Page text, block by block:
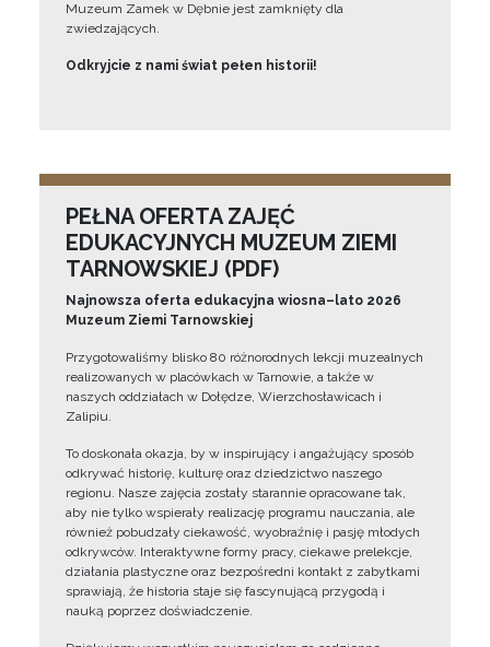
Muzeum Zamek w Dębnie jest zamknięty dla
zwiedzających.
Odkryjcie z nami świat pełen historii!
PEŁNA OFERTA ZAJĘĆ
EDUKACYJNYCH MUZEUM ZIEMI
TARNOWSKIEJ (PDF)
Najnowsza oferta edukacyjna wiosna–lato 2026
Muzeum Ziemi Tarnowskiej
Przygotowaliśmy blisko 80 różnorodnych lekcji muzealnych
realizowanych w placówkach w Tarnowie, a także w
naszych oddziałach w Dołędze, Wierzchosławicach i
Zalipiu.
To doskonała okazja, by w inspirujący i angażujący sposób
odkrywać historię, kulturę oraz dziedzictwo naszego
regionu. Nasze zajęcia zostały starannie opracowane tak,
aby nie tylko wspierały realizację programu nauczania, ale
również pobudzały ciekawość, wyobraźnię i pasję młodych
odkrywców. Interaktywne formy pracy, ciekawe prelekcje,
działania plastyczne oraz bezpośredni kontakt z zabytkami
sprawiają, że historia staje się fascynującą przygodą i
nauką poprzez doświadczenie.